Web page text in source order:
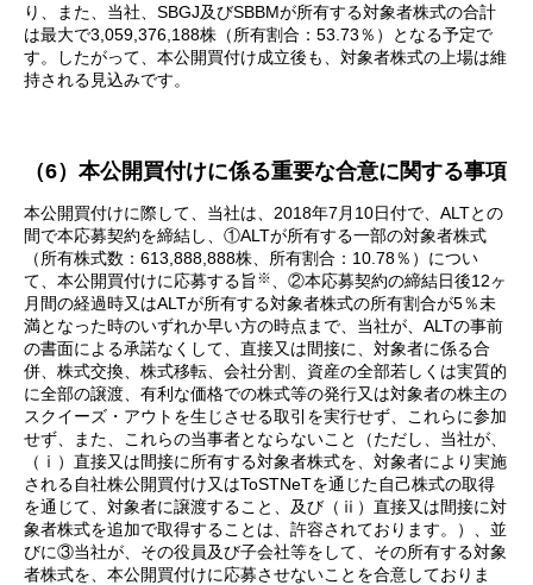
り、また、当社、SBGJ及びSBBMが所有する対象者株式の合計
は最大で3,059,376,188株（所有割合：53.73％）となる予定で
す。したがって、本公開買付け成立後も、対象者株式の上場は維
持される見込みです。
（6）本公開買付けに係る重要な合意に関する事項
本公開買付けに際して、当社は、2018年7月10日付で、ALTとの
間で本応募契約を締結し、①ALTが所有する一部の対象者株式
（所有株式数：613,888,888株、所有割合：10.78％）につい
て、本公開買付けに応募する旨 ※
、②本応募契約の締結日後12ヶ
月間の経過時又はALTが所有する対象者株式の所有割合が5％未
満となった時のいずれか早い方の時点まで、当社が、ALTの事前
の書面による承諾なくして、直接又は間接に、対象者に係る合
併、株式交換、株式移転、会社分割、資産の全部若しくは実質的
に全部の譲渡、有利な価格での株式等の発行又は対象者の株主の
スクイーズ・アウトを生じさせる取引を実行せず、これらに参加
せず、また、これらの当事者とならないこと（ただし、当社が、
（ⅰ）直接又は間接に所有する対象者株式を、対象者により実施
される自社株公開買付け又はToSTNeTを通じた自己株式の取得
を通じて、対象者に譲渡すること、及び（ⅱ）直接又は間接に対
象者株式を追加で取得することは、許容されております。）、並
びに③当社が、その役員及び子会社等をして、その所有する対象
者株式を、本公開買付けに応募させないことを合意しておりま